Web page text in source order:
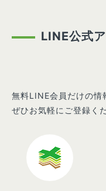
LINE公式
無料LINE会員だけの情
ぜひお気軽にご登録く